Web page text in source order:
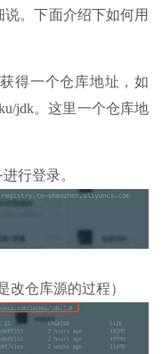
。下面介绍下如何用
得一个仓库地址，如
jdk。这里一个仓库地
行登录。
改仓库源的过程）